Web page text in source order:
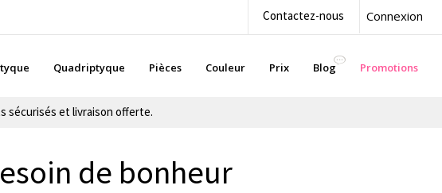
Connexion
Contactez-nous
Quadriptyque Pièces Couleur Prix Blog Promotions
sécurisés et livraison offerte.
de bonheur